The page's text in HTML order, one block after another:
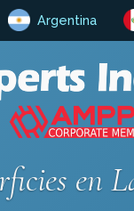
Argentina
en